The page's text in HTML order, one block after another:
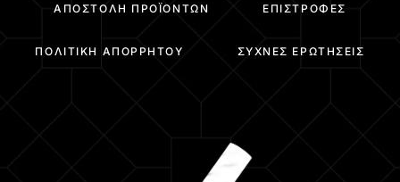
ΑΠΟΣΤΟΛΉ ΠΡΟΪΌΝΤΩΝ ΕΠΙΣΤΡΟΦΈΣ
ΠΟΛΙΤΙΚΉ ΑΠΟΡΡΉΤΟΥ ΣΥΧΝΈΣ ΕΡΩΤΉΣΕΙΣ